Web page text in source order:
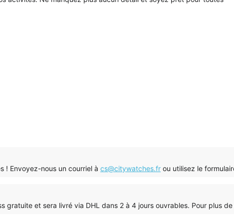
! Envoyez-nous un courriel à cs@citywatches.fr ou utilisez le
gratuite et sera livré via DHL dans 2 à 4 jours ouvrables. Pour plus